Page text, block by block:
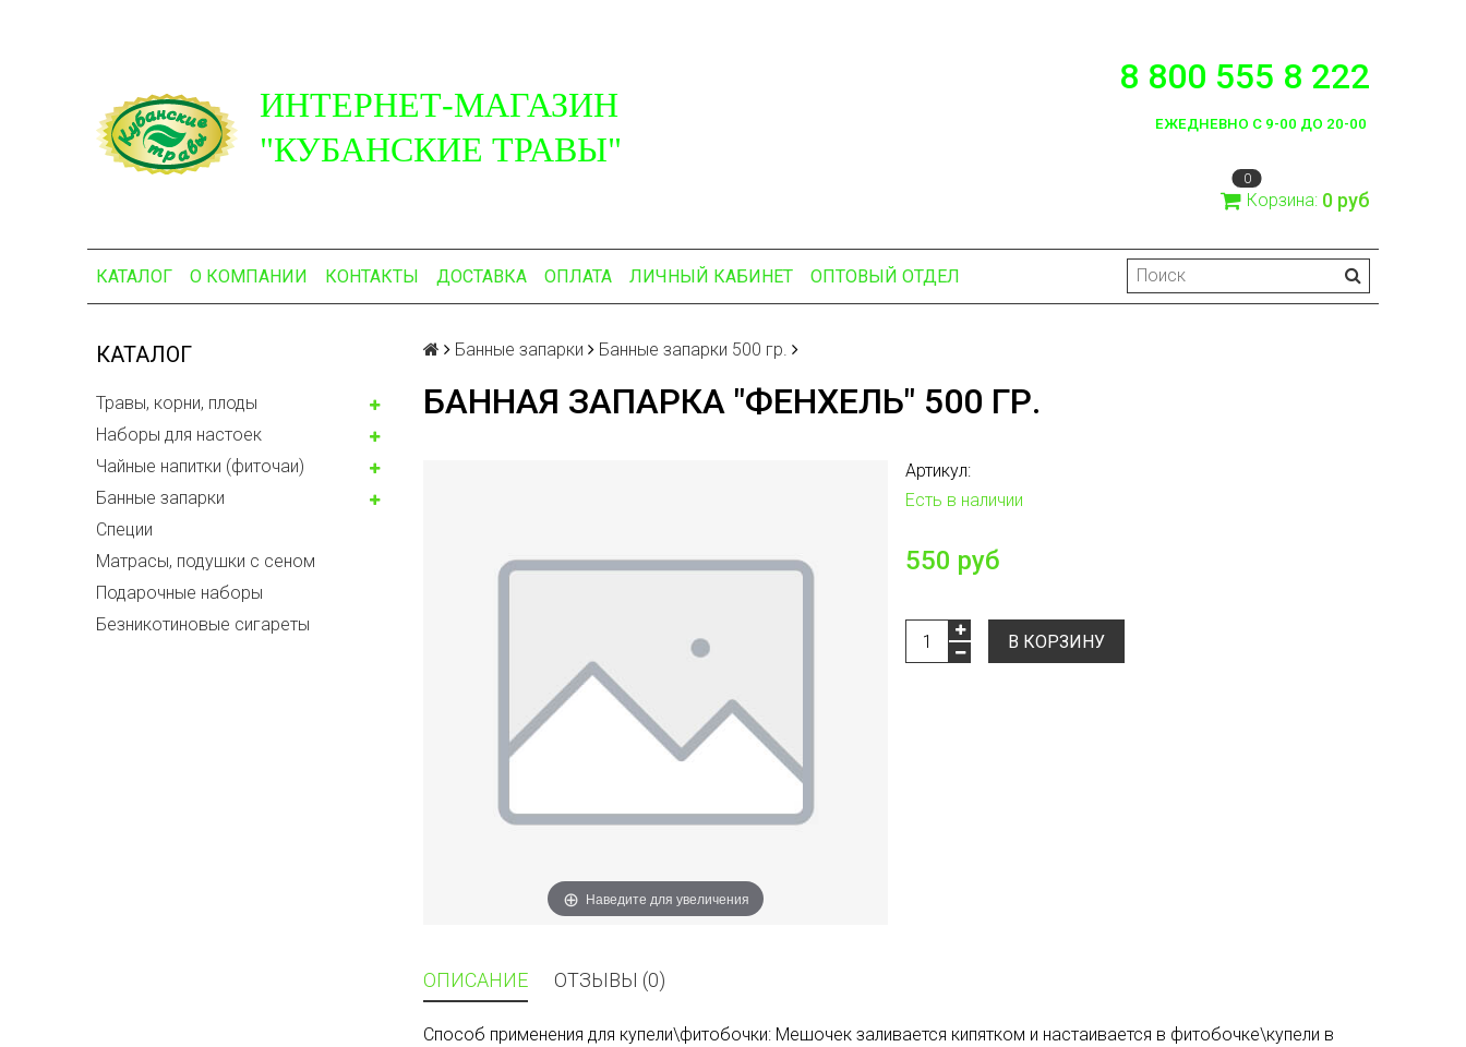
ИНТЕРНЕТ-МАГАЗИН
"КУБАНСКИЕ ТРАВЫ"
8 800 555 8 222
ЕЖЕДНЕВНО С 9-00 ДО 20-00
0
Корзина: 0 руб
КАТАЛОГ О КОМПАНИИ КОНТАКТЫ ДОСТАВКА ОПЛАТА ЛИЧНЫЙ КАБИНЕТ ОПТОВЫЙ ОТДЕЛ
КАТАЛОГ
Травы, корни, плоды
Наборы для настоек
Чайные напитки (фиточаи)
Банные запарки
Специи
Матрасы, подушки с сеном
Подарочные наборы
Безникотиновые сигареты
Банные запарки Банные запарки 500 гр.
БАННАЯ ЗАПАРКА "ФЕНХЕЛЬ" 500 ГР.
Наведите для увеличения
Артикул:
Есть в наличии
550 руб
В КОРЗИНУ
ОПИСАНИЕ ОТЗЫВЫ (0)
Способ применения для купели\фитобочки: Мешочек заливается кипятком и настаивается в фитобочке\купели в